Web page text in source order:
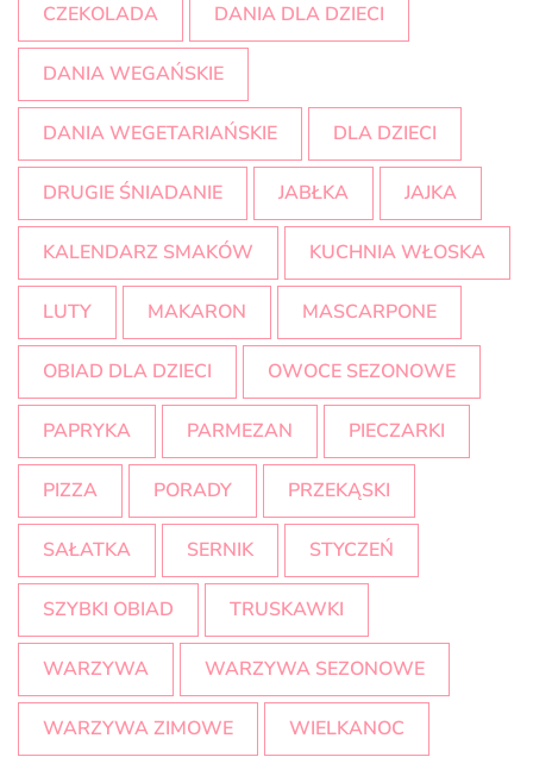
CZEKOLADA DANIA DLA DZIECI
DANIA WEGAŃSKIE
DANIA WEGETARIAŃSKIE DLA DZIECI
DRUGIE ŚNIADANIE JABŁKA JAJKA
KALENDARZ SMAKÓW KUCHNIA WŁOSKA
LUTY MAKARON MASCARPONE
OBIAD DLA DZIECI OWOCE SEZONOWE
PAPRYKA PARMEZAN PIECZARKI
PIZZA PORADY PRZEKĄSKI
SAŁATKA SERNIK STYCZEŃ
SZYBKI OBIAD TRUSKAWKI
WARZYWA WARZYWA SEZONOWE
WARZYWA ZIMOWE WIELKANOC